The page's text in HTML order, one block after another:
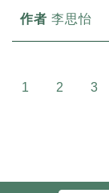
李思怡
1 2 3